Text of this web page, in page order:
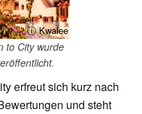
ⓘ Kwalee
to City wurde
erfreut sich kurz nach
und steht